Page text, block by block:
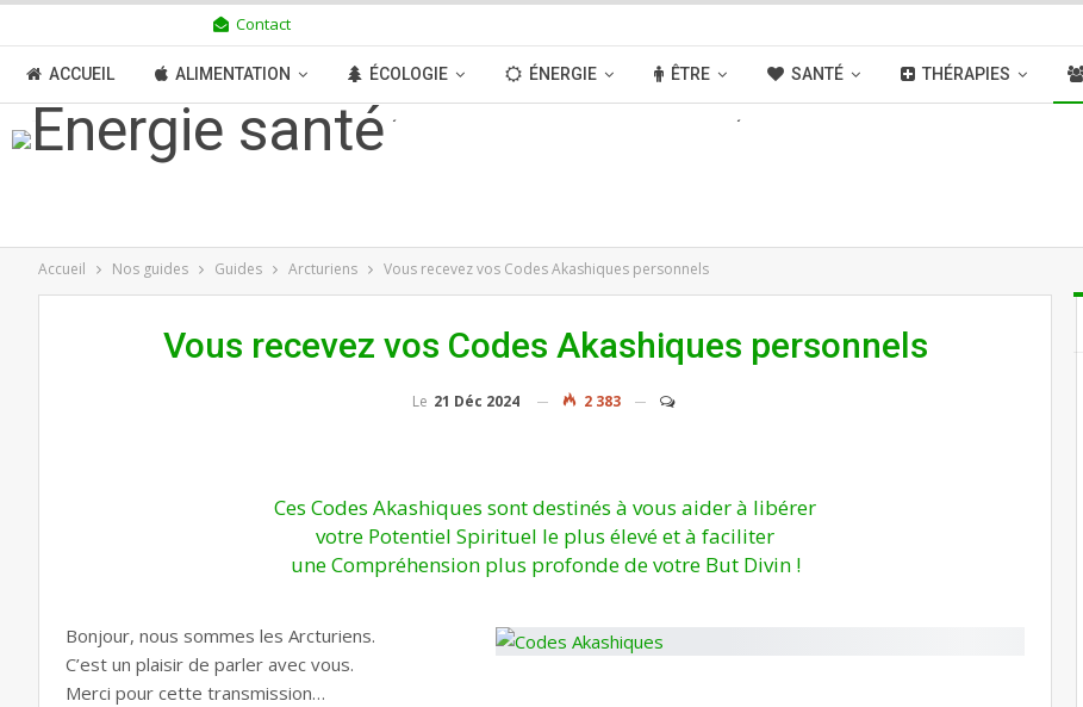
Contact
ACCUEIL ALIMENTATION ÉCOLOGIE ÉNERGIE ÊTRE SANTÉ THÉRAPIES
TRANSITION BOUTIQUE MÉDIAS
Accueil Nos guides Guides Arcturiens Vous recevez vos Codes Akashiques personnels
Vous recevez vos Codes Akashiques personnels
Le 21 Déc 2024 2 383
Ces Codes Akashiques sont destinés à vous aider à libérer
votre Potentiel Spirituel le plus élevé et à faciliter
une Compréhension plus profonde de votre But Divin !
Bonjour, nous sommes les Arcturiens.
C’est un plaisir de parler avec vous.
Merci pour cette transmission…